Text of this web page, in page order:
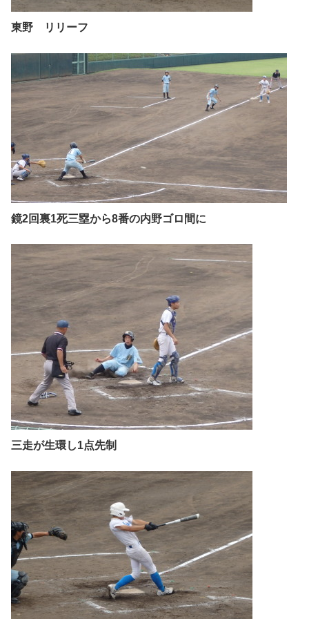
東野 リリーフ
鏡2回裏1死三塁から8番の内野ゴロ間に
三走が生環し1点先制